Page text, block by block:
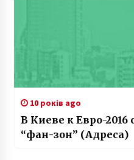
10 років ago
В Киеве к Евро-2016
“фан-зон” (Адреса)